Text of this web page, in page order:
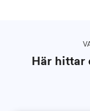
Här hittar